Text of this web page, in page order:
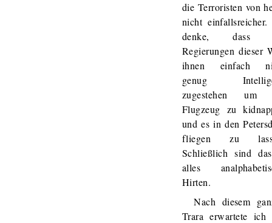
die Terroristen von
nicht
denke, dass
Regierungen dieser
ihnen einfach
genug
zugestehen um
Flugzeug zu
und es in den
fliegen zu
Schließlich sind
alles
Hirten.
Nach diesem
Trara erwartete ich